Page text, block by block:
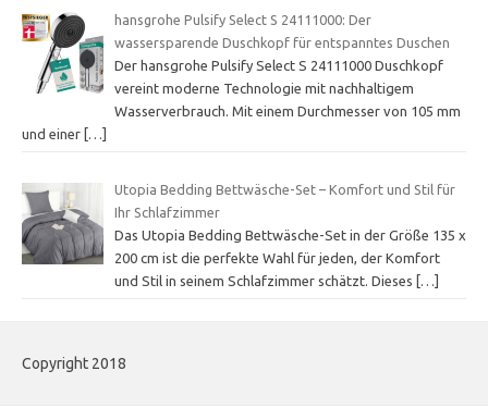
hansgrohe Pulsify Select S 24111000: Der
wassersparende Duschkopf für entspanntes Duschen
Der hansgrohe Pulsify Select S 24111000 Duschkopf
vereint moderne Technologie mit nachhaltigem
Wasserverbrauch. Mit einem Durchmesser von 105 mm
und einer […]
Utopia Bedding Bettwäsche-Set – Komfort und Stil für
Ihr Schlafzimmer
Das Utopia Bedding Bettwäsche-Set in der Größe 135 x
200 cm ist die perfekte Wahl für jeden, der Komfort
und Stil in seinem Schlafzimmer schätzt. Dieses
[…]
Copyright 2018